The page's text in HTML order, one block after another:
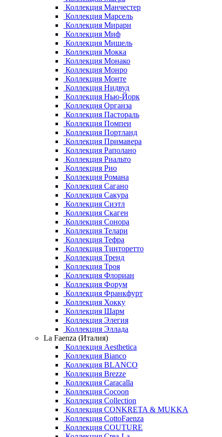
Коллекция Манчестер
Коллекция Марсель
Коллекция Мирари
Коллекция Миф
Коллекция Мишель
Коллекция Мокка
Коллекция Монако
Коллекция Монро
Коллекция Монте
Коллекция Нидвуд
Коллекция Нью-Йорк
Коллекция Органза
Коллекция Пастораль
Коллекция Помпеи
Коллекция Портланд
Коллекция Примавера
Коллекция Раполано
Коллекция Риальто
Коллекция Рио
Коллекция Романа
Коллекция Сагано
Коллекция Сакура
Коллекция Сиэтл
Коллекция Скаген
Коллекция Сонора
Коллекция Телари
Коллекция Тефра
Коллекция Тинторетто
Коллекция Тренд
Коллекция Троя
Коллекция Флориан
Коллекция Форум
Коллекция Франкфурт
Коллекция Хокку
Коллекция Шарм
Коллекция Элегия
Коллекция Эллада
La Faenza (Италия)
Коллекция Aesthetica
Коллекция Bianco
Коллекция BLANCO
Коллекция Brezze
Коллекция Caracalla
Коллекция Cocoon
Коллекция Collection
Коллекция CONKRETA & MUKKA
Коллекция CottoFaenza
Коллекция COUTURE